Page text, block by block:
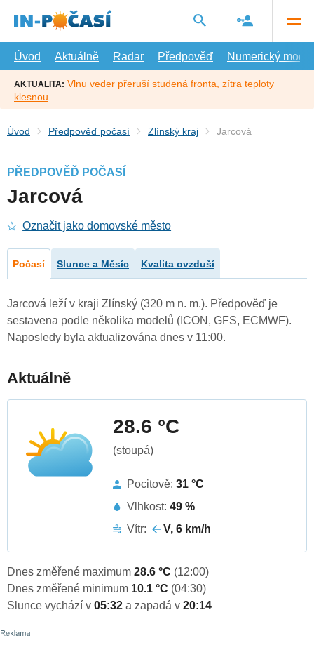
hlavní
Úvod
Aktuálně Radar Předpověď Numerický model
AKTUALITA: Vlnu veder přeruší studená fronta, zítra teploty
klesnou
Úvod Předpověď počasí Zlínský kraj Jarcová
PŘEDPOVĚĎ POČASÍ
Jarcová
Označit jako domovské město
Počasí Slunce a Měsíc Kvalita ovzduší
Jarcová leží v kraji Zlínský (320 m n. m.). Předpověď je
sestavena podle několika modelů (ICON, GFS, ECMWF).
Naposledy byla aktualizována dnes v 11:00.
Aktuálně
28.6 °C
(stoupá)
Pocitově: 31 °C
Vlhkost: 49 %
Vítr:
V, 6 km/h
Dnes změřené maximum 28.6 °C (12:00)
Dnes změřené minimum 10.1 °C (04:30)
Slunce vychází v 05:32 a zapadá v 20:14